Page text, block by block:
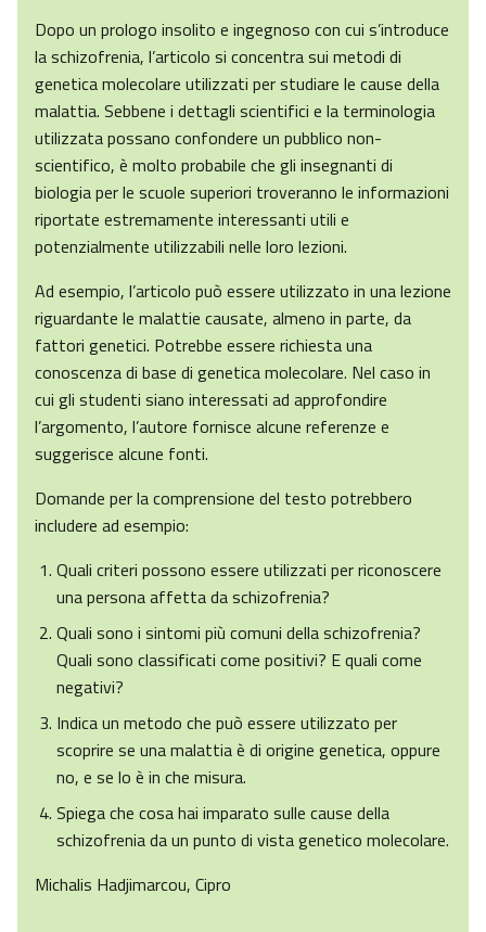
Dopo un prologo insolito e ingegnoso con cui s’introduce
la schizofrenia, l’articolo si concentra sui metodi di
genetica molecolare utilizzati per studiare le cause della
malattia. Sebbene i dettagli scientifici e la terminologia
utilizzata possano confondere un pubblico non-
scientifico, è molto probabile che gli insegnanti di
biologia per le scuole superiori troveranno le informazioni
riportate estremamente interessanti utili e
potenzialmente utilizzabili nelle loro lezioni.
Ad esempio, l’articolo può essere utilizzato in una lezione
riguardante le malattie causate, almeno in parte, da
fattori genetici. Potrebbe essere richiesta una
conoscenza di base di genetica molecolare. Nel caso in
cui gli studenti siano interessati ad approfondire
l’argomento, l’autore fornisce alcune referenze e
suggerisce alcune fonti.
Domande per la comprensione del testo potrebbero
includere ad esempio:
Quali criteri possono essere utilizzati per riconoscere
una persona affetta da schizofrenia?
Quali sono i sintomi più comuni della schizofrenia?
Quali sono classificati come positivi? E quali come
negativi?
Indica un metodo che può essere utilizzato per
scoprire se una malattia è di origine genetica, oppure
no, e se lo è in che misura.
Spiega che cosa hai imparato sulle cause della
schizofrenia da un punto di vista genetico molecolare.
Michalis Hadjimarcou, Cipro